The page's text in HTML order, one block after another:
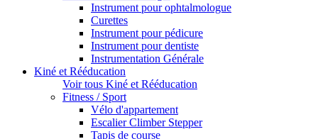
Instrument pour ophtalmologue
Curettes
Instrument pour pédicure
Instrument pour dentiste
Instrumentation Générale
Kiné et Rééducation
Voir tous Kiné et Rééducation
Fitness / Sport
Vélo d'appartement
Escalier Climber Stepper
Tapis de course